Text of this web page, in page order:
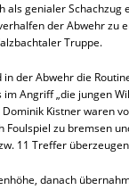
als genialer Schachzug
der Abwehr zu
Truppe.
in der Abwehr die
im Angriff „die jungen
Dominik Kistner waren
Foulspiel zu bremsen
11 Treffer
danach